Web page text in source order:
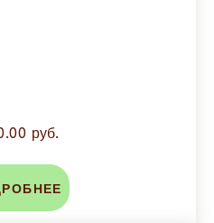
руб.